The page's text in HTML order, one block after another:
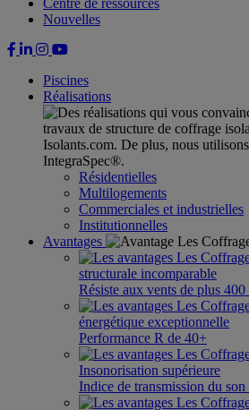
Centre de ressources
Nouvelles
Piscines
Réalisations
Résidentielles
Multilogements
Commerciales et industrielles
Institutionnelles
Avantages
structurale incomparable
Résiste aux vents de plus
énergétique exceptionnelle
Performance R de 40+
Insonorisation supérieure
Indice de transmission du